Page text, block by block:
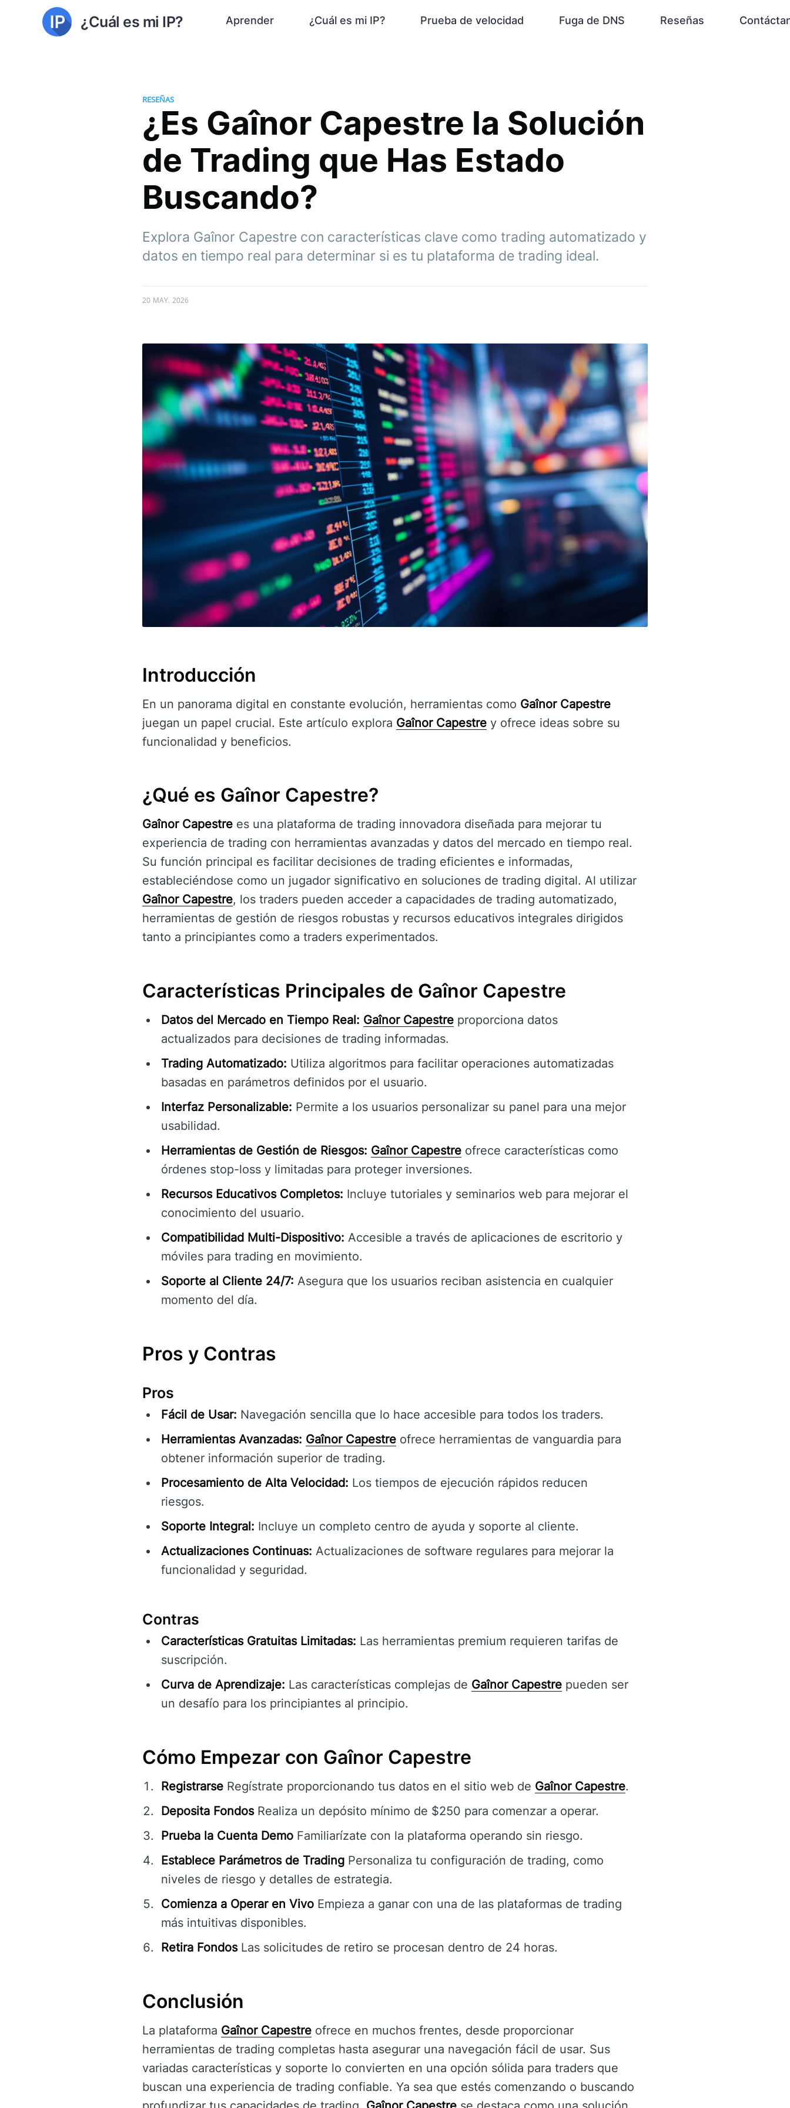
¿Cuál es mi IP? Aprender ¿Cuál es mi IP? Prueba de velocidad Fuga de DNS Reseñas
RESEÑAS
¿Es Gaînor Capestre la Solución
de Trading que Has Estado
Buscando?
Explora Gaînor Capestre con características clave como trading automatizado y
datos en tiempo real para determinar si es tu plataforma de trading ideal.
20 MAY. 2026
Introducción
En un panorama digital en constante evolución, herramientas como Gaînor Capestre
juegan un papel crucial. Este artículo explora Gaînor Capestre y ofrece ideas sobre su
funcionalidad y beneficios.
¿Qué es Gaînor Capestre?
Gaînor Capestre es una plataforma de trading innovadora diseñada para mejorar tu
experiencia de trading con herramientas avanzadas y datos del mercado en tiempo real.
Su función principal es facilitar decisiones de trading eficientes e informadas,
estableciéndose como un jugador significativo en soluciones de trading digital. Al utilizar
Gaînor Capestre, los traders pueden acceder a capacidades de trading automatizado,
herramientas de gestión de riesgos robustas y recursos educativos integrales dirigidos
tanto a principiantes como a traders experimentados.
Características Principales de Gaînor Capestre
Datos del Mercado en Tiempo Real: Gaînor Capestre proporciona datos
actualizados para decisiones de trading informadas.
Trading Automatizado: Utiliza algoritmos para facilitar operaciones automatizadas
basadas en parámetros definidos por el usuario.
Interfaz Personalizable: Permite a los usuarios personalizar su panel para una mejor
usabilidad.
Herramientas de Gestión de Riesgos: Gaînor Capestre ofrece características como
órdenes stop-loss y limitadas para proteger inversiones.
Recursos Educativos Completos: Incluye tutoriales y seminarios web para mejorar el
conocimiento del usuario.
Compatibilidad Multi-Dispositivo: Accesible a través de aplicaciones de escritorio y
móviles para trading en movimiento.
Soporte al Cliente 24/7: Asegura que los usuarios reciban asistencia en cualquier
momento del día.
Pros y Contras
Pros
Fácil de Usar: Navegación sencilla que lo hace accesible para todos los traders.
Herramientas Avanzadas: Gaînor Capestre ofrece herramientas de vanguardia para
obtener información superior de trading.
Procesamiento de Alta Velocidad: Los tiempos de ejecución rápidos reducen
riesgos.
Soporte Integral: Incluye un completo centro de ayuda y soporte al cliente.
Actualizaciones Continuas: Actualizaciones de software regulares para mejorar la
funcionalidad y seguridad.
Contras
Características Gratuitas Limitadas: Las herramientas premium requieren tarifas de
suscripción.
Curva de Aprendizaje: Las características complejas de Gaînor Capestre pueden ser
un desafío para los principiantes al principio.
Cómo Empezar con Gaînor Capestre
Registrarse Regístrate proporcionando tus datos en el sitio web de Gaînor Capestre.
Deposita FondosRealiza un depósito mínimo de $250 para comenzar a operar.
Prueba la Cuenta Demo Familiarízate con la plataforma operando sin riesgo.
Establece Parámetros de Trading Personaliza tu configuración de trading, como
niveles de riesgo y detalles de estrategia.
Comienza a Operar en Vivo Empieza a ganar con una de las plataformas de trading
más intuitivas disponibles.
Retira FondosLas solicitudes de retiro se procesan dentro de 24 horas.
Conclusión
La plataforma Gaînor Capestre ofrece en muchos frentes, desde proporcionar
herramientas de trading completas hasta asegurar una navegación fácil de usar. Sus
variadas características y soporte lo convierten en una opción sólida para traders que
buscan una experiencia de trading confiable. Ya sea que estés comenzando o buscando